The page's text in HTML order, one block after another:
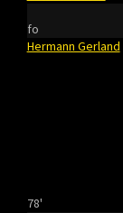
fo
Hermann Gerland
78'